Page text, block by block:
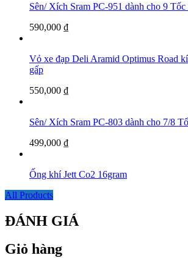
Sên/ Xích Sram PC-951 dành cho 9
590,000 ₫
Vỏ xe đạp Deli Aramid Optimus Road
gấp
550,000 ₫
Sên/ Xích Sram PC-803 dành cho 7/8
499,000 ₫
Ống khí Jett Co2 16gram
All Products
ĐÁNH GIÁ
Giỏ hàng